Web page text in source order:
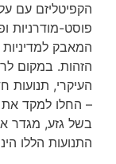
הקפיטליזם עם
פוסט-מודרניות
המאבק
הזהות. במקום
העיקרי, תנועות
– החלו למקד
בשל גזע, מגדר
התנועות הללו